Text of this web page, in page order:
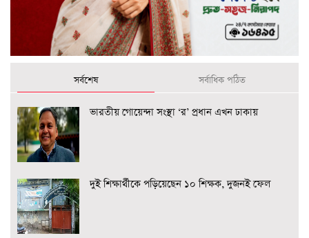
সর্বশেষ সর্বাধিক পঠিত
ভারতীয় গোয়েন্দা সংস্থা ‘র’ প্রধান এখন ঢাকায়
দুই শিক্ষার্থীকে পড়িয়েছেন ১০ শিক্ষক, দুজনই ফেল